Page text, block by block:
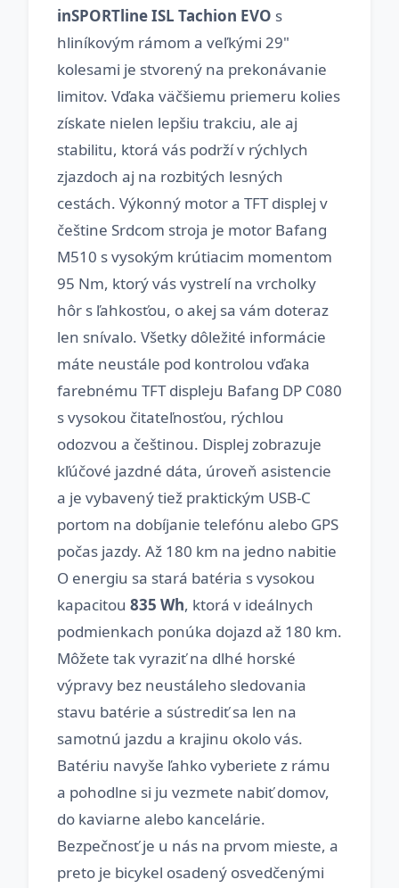
inSPORTline ISL Tachion EVO s
hliníkovým rámom a veľkými 29"
kolesami je stvorený na prekonávanie
limitov. Vďaka väčšiemu priemeru kolies
získate nielen lepšiu trakciu, ale aj
stabilitu, ktorá vás podrží v rýchlych
zjazdoch aj na rozbitých lesných
cestách. Výkonný motor a TFT displej v
češtine Srdcom stroja je motor Bafang
M510 s vysokým krútiacim momentom
95 Nm, ktorý vás vystrelí na vrcholky
hôr s ľahkosťou, o akej sa vám doteraz
len snívalo. Všetky dôležité informácie
máte neustále pod kontrolou vďaka
farebnému TFT displeju Bafang DP C080
s vysokou čitateľnosťou, rýchlou
odozvou a češtinou. Displej zobrazuje
kľúčové jazdné dáta, úroveň asistencie
a je vybavený tiež praktickým USB-C
portom na dobíjanie telefónu alebo GPS
počas jazdy. Až 180 km na jedno nabitie
O energiu sa stará batéria s vysokou
kapacitou 835 Wh, ktorá v ideálnych
podmienkach ponúka dojazd až 180 km.
Môžete tak vyraziť na dlhé horské
výpravy bez neustáleho sledovania
stavu batérie a sústrediť sa len na
samotnú jazdu a krajinu okolo vás.
Batériu navyše ľahko vyberiete z rámu
a pohodlne si ju vezmete nabiť domov,
do kaviarne alebo kancelárie.
Bezpečnosť je u nás na prvom mieste, a
preto je bicykel osadený osvedčenými